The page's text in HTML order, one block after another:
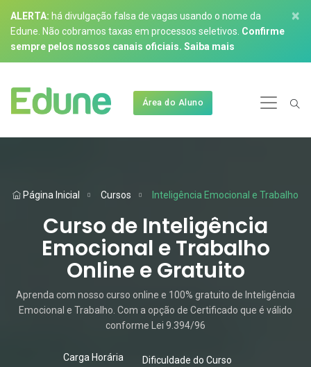
ALERTA: há divulgação falsa de vagas usando o nome da
Edune. Não cobramos taxas em processos seletivos. Confirme
sempre pelos nossos canais oficiais. Saiba mais
×
Área do Aluno
Página Inicial Cursos Inteligência Emocional e Trabalho
Curso de Inteligência
Emocional e Trabalho
Online e Gratuito
Aprenda com nosso curso online e 100% gratuito de Inteligência
Emocional e Trabalho. Com a opção de Certificado que é válido
conforme Lei 9.394/96
Carga Horária Dificuldade do Curso